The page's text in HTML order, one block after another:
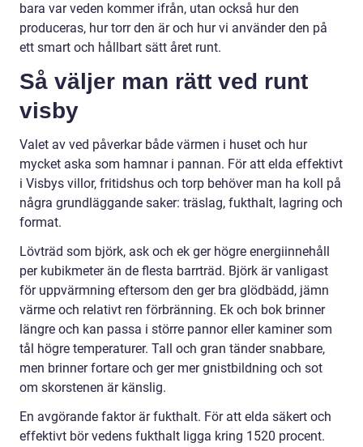
bara var veden kommer ifrån, utan också hur den
produceras, hur torr den är och hur vi använder den på
ett smart och hållbart sätt året runt.
Så väljer man rätt ved runt
visby
Valet av ved påverkar både värmen i huset och hur
mycket aska som hamnar i pannan. För att elda effektivt
i Visbys villor, fritidshus och torp behöver man ha koll på
några grundläggande saker: träslag, fukthalt, lagring och
format.
Lövträd som björk, ask och ek ger högre energiinnehåll
per kubikmeter än de flesta barrträd. Björk är vanligast
för uppvärmning eftersom den ger bra glödbädd, jämn
värme och relativt ren förbränning. Ek och bok brinner
längre och kan passa i större pannor eller kaminer som
tål högre temperaturer. Tall och gran tänder snabbare,
men brinner fortare och ger mer gnistbildning och sot
om skorstenen är känslig.
En avgörande faktor är fukthalt. För att elda säkert och
effektivt bör vedens fukthalt ligga kring 1520 procent.